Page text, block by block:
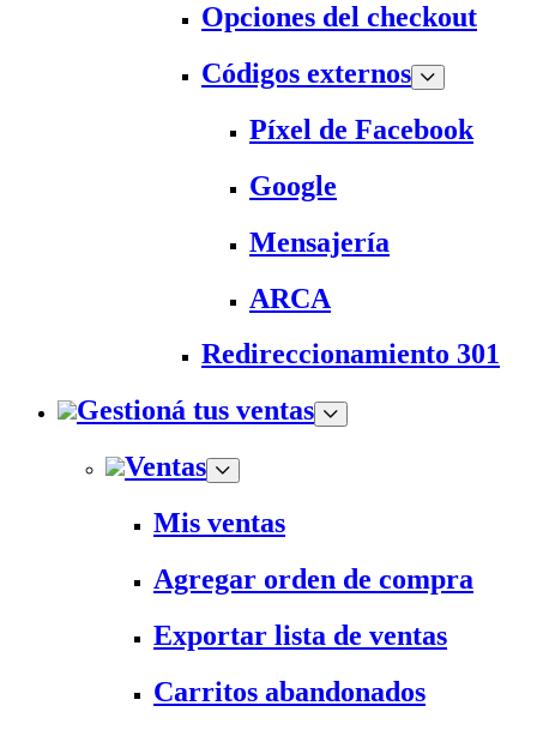
Opciones del checkout
Códigos externos
Píxel de Facebook
Google
Mensajería
ARCA
Redireccionamiento 301
Gestioná tus ventas
Ventas
Mis ventas
Agregar orden de compra
Exportar lista de ventas
Carritos abandonados